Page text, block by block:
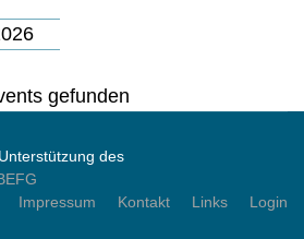
gefunden
des
Impressum Kontakt Links Login